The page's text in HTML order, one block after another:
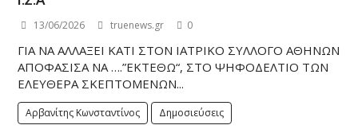
13/06/2026 truenews.gr 0
ΓΙΑ ΝΑ ΑΛΛΑΞΕΙ ΚΑΤΙ ΣΤΟΝ ΙΑΤΡΙΚΟ ΣΥΛΛΟΓΟ ΑΘΗΝΩΝ
ΑΠΟΦΑΣΙΣΑ ΝΑ ….”ΕΚΤΕΘΩ“, ΣΤΟ ΨΗΦΟΔΕΛΤΙΟ ΤΩΝ
ΕΛΕΥΘΕΡΑ ΣΚΕΠΤΟΜΕΝΩΝ...
Αρβανίτης Κωνσταντίνος Δημοσιεύσεις